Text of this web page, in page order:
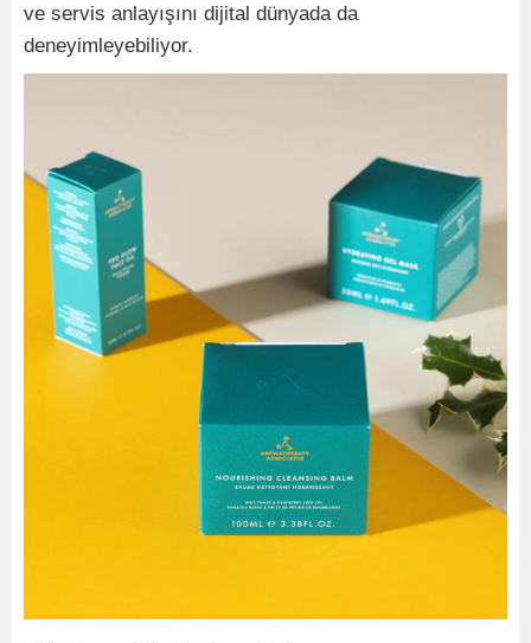
ve servis anlayışını dijital dünyada da
deneyimleyebiliyor.